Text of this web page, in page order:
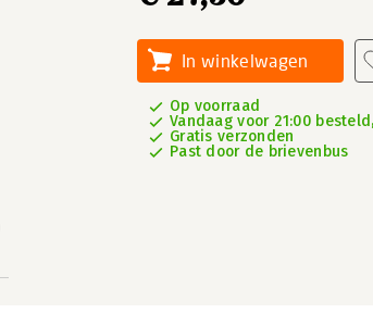
In winkelwagen
Op voorraad
Vandaag voor 21:00
Gratis verzonden
Past door de brievenbus